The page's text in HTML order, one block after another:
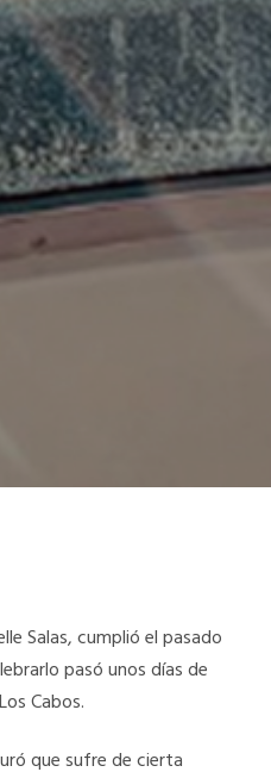
Salas, cumplió el pasado
pasó unos días de
Cabos.
que sufre de cierta